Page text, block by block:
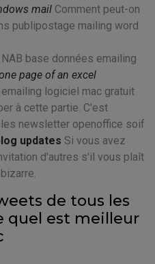
mail Comment peut-on
publipostage mailing word
base données emailing
page of an excel
logiciel mac gratuit
à cette partie. C'est
newsletter openoffice soif
updates Si vous avez
d'autres s'il vous plaît
de tous les
quel est meilleur